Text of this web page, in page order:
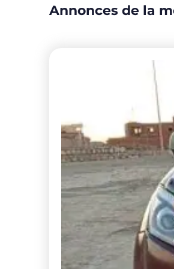
Annonces de la